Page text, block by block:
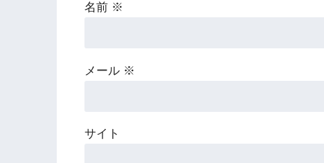
名前 ※
メール ※
サイト